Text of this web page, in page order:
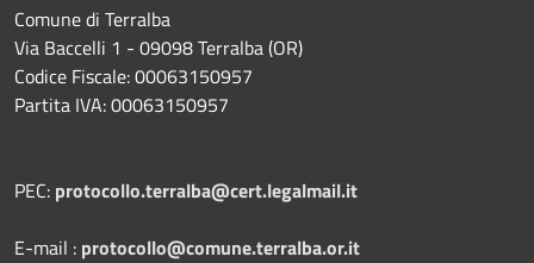
Comune di Terralba
Via Baccelli 1 - 09098 Terralba (OR)
Codice Fiscale: 00063150957
Partita IVA: 00063150957
PEC: protocollo.terralba@cert.legalmail.it
E-mail : protocollo@comune.terralba.or.it